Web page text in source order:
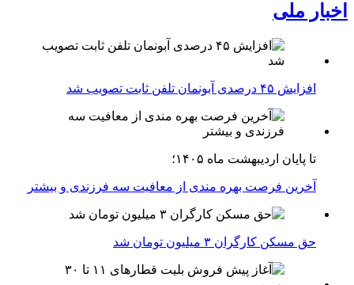
اخبار ملی
افزایش ۴۵ درصدی آبونمان تلفن ثابت تصویب شد
تا پایان اردیبهشت ماه ۱۴۰۵؛
آخرین فرصت بهره مندی از معافیت سه فرزندی و بیشتر
حق مسکن کارگران ۳ میلیون تومان شد